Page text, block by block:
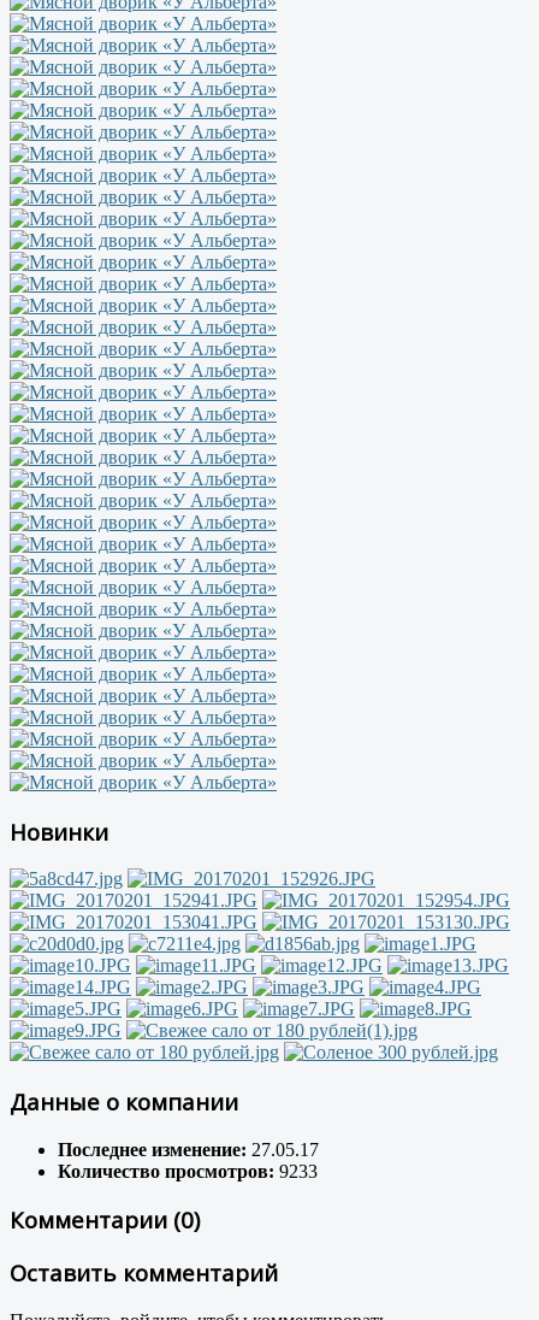
Новинки
Данные о компании
Последнее изменение: 27.05.17
Количество просмотров: 9233
Комментарии (0)
Оставить комментарий